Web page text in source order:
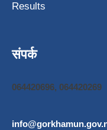
Results
संपर्क
064420696, 064420269